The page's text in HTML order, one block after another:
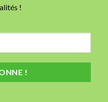
!